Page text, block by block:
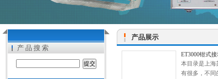
产品搜索
产品展示
ET3000钳式
本目录是上海
有很多，不同